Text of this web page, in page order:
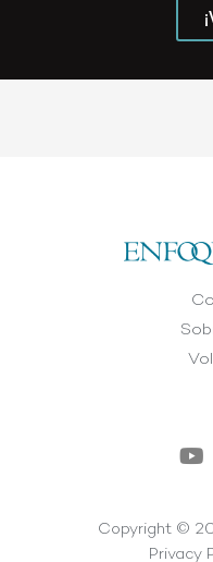
Copyright ©
Privacy